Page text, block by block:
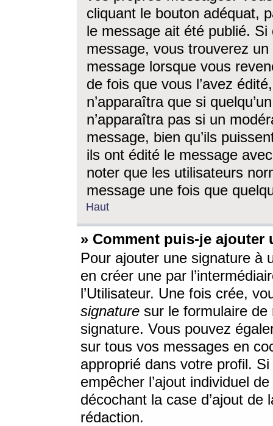
cliquant le bouton adéquat,
le message ait été publié. Si
message, vous trouverez
message lorsque vous
de fois que vous l’avez
n’apparaîtra que si
n’apparaîtra pas si un
message, bien qu’ils
ils ont édité le message
noter que les utilisateurs
message une fois que
Haut
» Comment puis-je ajouter
Pour ajouter une signature à
en créer une par
l’Utilisateur. Une fois crée,
signature sur le formulaire de
signature. Vous pouvez
sur tous vos messages en
approprié dans votre profil.
empêcher l’ajout individuel
décochant la case d’ajout
rédaction.